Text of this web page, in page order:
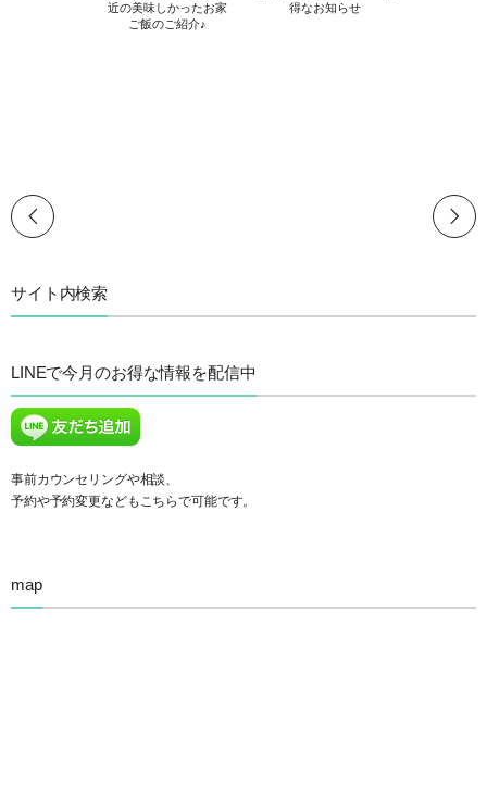
近の美味しかったお家
ご飯のご紹介♪
得なお知らせ
サイト内検索
LINEで今月のお得な情報を配信中
事前カウンセリングや相談、
予約や予約変更などもこちらで可能です。
map